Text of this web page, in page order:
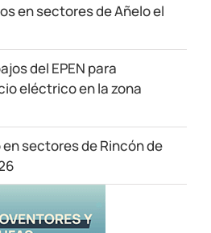
en sectores de Añelo el
del EPEN para
eléctrico en la zona
sectores de Rincón de